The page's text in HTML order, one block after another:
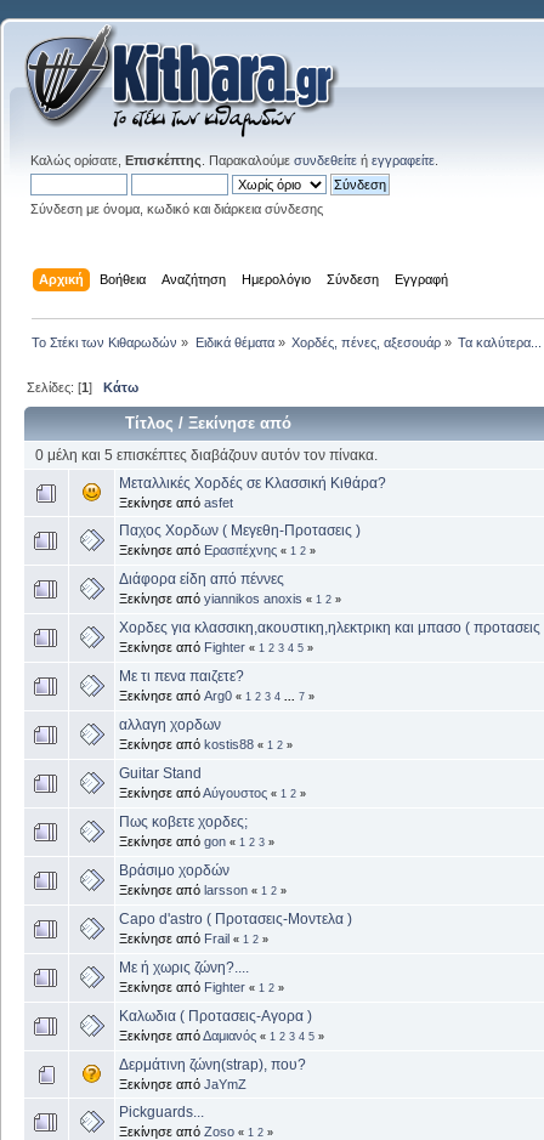
Καλώς ορίσατε, Επισκέπτης . Παρακαλούμε συνδεθείτε ή εγγραφείτε
Σύνδεση με όνομα, κωδικό και διάρκεια σύνδεσης
Αρχική Βοήθεια Αναζήτηση Ημερολόγιο Σύνδεση Εγγραφή
Το Στέκι των Κιθαρωδών » Ειδικά θέματα» Χορδές, πένες, αξεσουάρ» Τα καλύτερα...
Σελίδες: [1]Κάτω
Τίτλος /Ξεκίνησε από
0 μέλη και 5 επισκέπτες διαβάζουν αυτόν τον πίνακα.
Μεταλλικές Χορδές σε Κλασσική Κιθάρα?
Ξεκίνησε από asfet
Παχος Χορδων ( Μεγεθη-Προτασεις )
Ξεκίνησε από Ερασιτέχνης « 1 2 »
Διάφορα είδη από πέννες
Ξεκίνησε από yiannikos anoxis « 1 2 »
Χορδες για κλασσικη,ακουστικη,ηλεκτρικη και μπασο ( προτασεις
Ξεκίνησε από Fighter « 1 2 3 4 5 »
Με τι πενα παιζετε?
Ξεκίνησε από Arg0 « 1 2 3 4 7 »
αλλαγη χορδων
Ξεκίνησε από kostis88 « 1 2 »
Guitar Stand
Ξεκίνησε απόΑύγουστος « 1 2 »
Πως κοβετε χορδες;
Ξεκίνησε από gon « 1 2 3 »
Βράσιμο χορδών
Ξεκίνησε από larsson « 1 2 »
Capo d'astro ( Προτασεις-Μοντελα )
Ξεκίνησε από Frail « 1 2 »
Με ή χωρις ζώνη?....
Ξεκίνησε από Fighter « 1 2 »
Καλωδια ( Προτασεις-Αγορα )
Ξεκίνησε απόΔαμιανός « 1 2 3 4 5 »
Δερμάτινη ζώνη(strap), που?
Ξεκίνησε από JaYmZ
Pickguards...
Ξεκίνησε από Zoso « 1 2 »